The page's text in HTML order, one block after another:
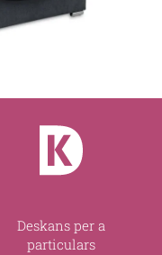
Deskans per a
particulars